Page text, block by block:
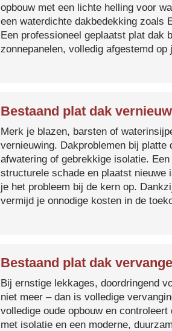
opbouw met een lichte helling voor
een waterdichte dakbedekking zoals
Een professioneel geplaatst plat dak
zonnepanelen, volledig afgestemd
Bestaand plat dak
Merk je blazen, barsten of
vernieuwing. Dakproblemen bij
afwatering of gebrekkige isolatie.
structurele schade en plaatst nieuwe
je het probleem bij de kern op.
vermijd je onnodige kosten in de
Bestaand plat dak
Bij ernstige lekkages, doordringend
niet meer – dan is volledige
volledige oude opbouw en
met isolatie en een moderne,